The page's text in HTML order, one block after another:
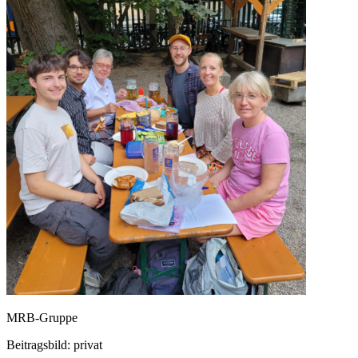
MRB-Gruppe
Beitragsbild: privat